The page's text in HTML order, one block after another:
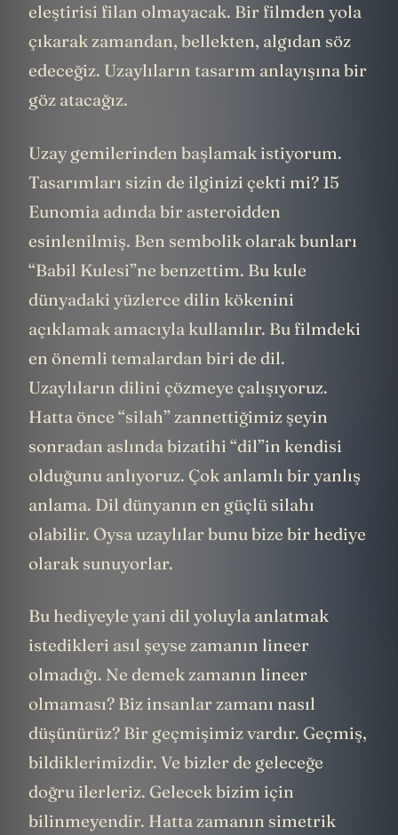
eleştirisi filan olmayacak. Bir filmden yola
çıkarak zamandan, bellekten, algıdan söz
edeceğiz. Uzaylıların tasarım anlayışına bir
göz atacağız.
Uzay gemilerinden başlamak istiyorum.
Tasarımları sizin de ilginizi çekti mi? 15
Eunomia adında bir asteroidden
esinlenilmiş. Ben sembolik olarak bunları
“Babil Kulesi”ne benzettim. Bu kule
dünyadaki yüzlerce dilin kökenini
açıklamak amacıyla kullanılır. Bu filmdeki
en önemli temalardan biri de dil.
Uzaylıların dilini çözmeye çalışıyoruz.
Hatta önce “silah” zannettiğimiz şeyin
sonradan aslında bizatihi “dil”in kendisi
olduğunu anlıyoruz. Çok anlamlı bir yanlış
anlama. Dil dünyanın en güçlü silahı
olabilir. Oysa uzaylılar bunu bize bir hediye
olarak sunuyorlar.
Bu hediyeyle yani dil yoluyla anlatmak
istedikleri asıl şeyse zamanın lineer
olmadığı. Ne demek zamanın lineer
olmaması? Biz insanlar zamanı nasıl
düşünürüz? Bir geçmişimiz vardır. Geçmiş,
bildiklerimizdir. Ve bizler de geleceğe
doğru ilerleriz. Gelecek bizim için
bilinmeyendir. Hatta zamanın simetrik